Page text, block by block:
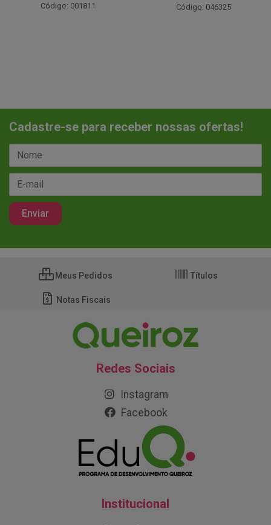
Código: 046325 Código: 037442
Cadastre-se para receber nossas ofertas!
Meus Pedidos Títulos
Notas Fiscais
Redes Sociais
Instagram
Facebook
Institucional